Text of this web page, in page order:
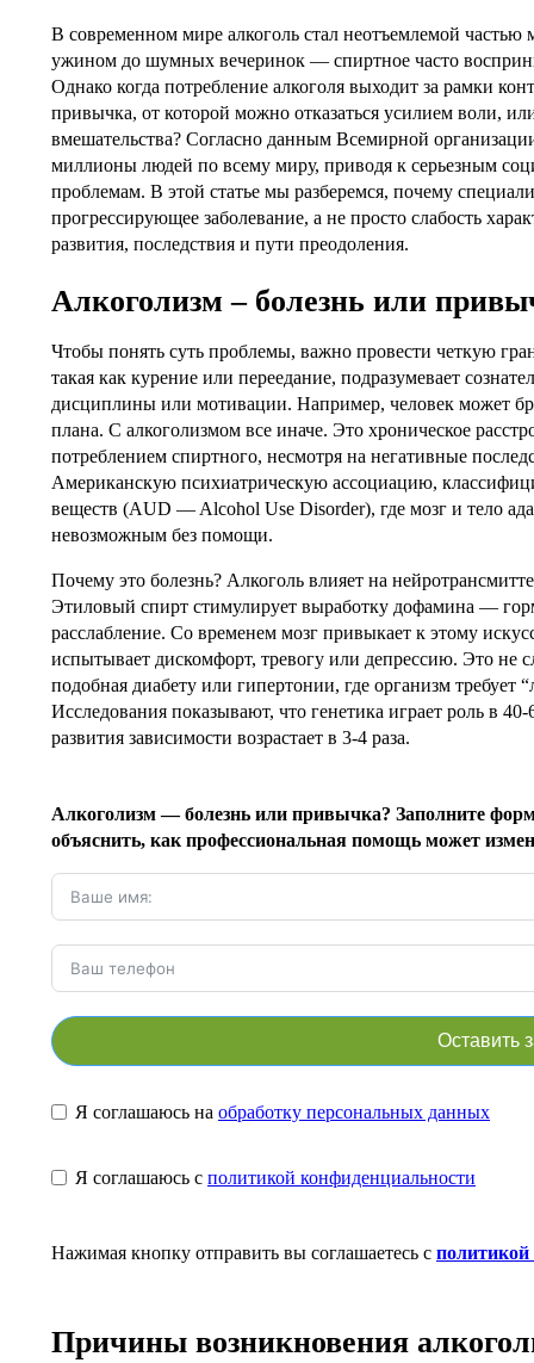
В современном мире алкоголь стал неотъемлемой частью
ужином до шумных вечеринок — спиртное часто
Однако когда потребление алкоголя выходит за рамки
привычка, от которой можно отказаться усилием воли,
вмешательства? Согласно данным Всемирной
миллионы людей по всему миру, приводя к серьезным
проблемам. В этой статье мы разберемся, почему
прогрессирующее заболевание, а не просто слабость
развития, последствия и пути преодоления.
Алкоголизм – болезнь или
Чтобы понять суть проблемы, важно провести четкую
такая как курение или переедание, подразумевает
дисциплины или мотивации. Например, человек может
плана. С алкоголизмом все иначе. Это хроническое
потреблением спиртного, несмотря на негативные
Американскую психиатрическую ассоциацию,
веществ (AUD — Alcohol Use Disorder), где мозг и тело
невозможным без помощи.
Почему это болезнь? Алкоголь влияет на
Этиловый спирт стимулирует выработку дофамина —
расслабление. Со временем мозг привыкает к этому
испытывает дискомфорт, тревогу или депрессию. Это не
подобная диабету или гипертонии, где организм требует
Исследования показывают, что генетика играет роль в
развития зависимости возрастает в 3-4 раза.
Алкоголизм — болезнь или привычка? Заполните
объяснить, как профессиональная помощь может
Оставить
Я соглашаюсь на обработку персональных данных
Я соглашаюсь с политикой конфиденциальности
Нажимая кнопку отправить вы соглашаетесь с политикой
Причины возникновения